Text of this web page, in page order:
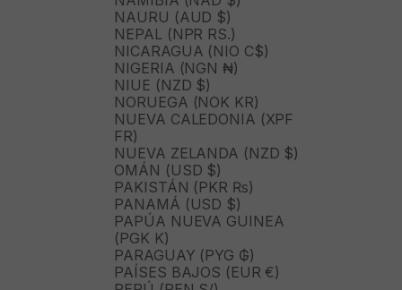
NAURU (AUD $)
NEPAL (NPR RS.)
NICARAGUA (NIO C$)
NIGERIA (NGN ₦)
NIUE (NZD $)
NORUEGA (NOK KR)
NUEVA CALEDONIA (XPF
FR)
NUEVA ZELANDA (NZD $)
OMÁN (USD $)
PAKISTÁN (PKR ₨)
PANAMÁ (USD $)
PAPÚA NUEVA GUINEA
(PGK K)
PARAGUAY (PYG ₲)
PAÍSES BAJOS (EUR €)